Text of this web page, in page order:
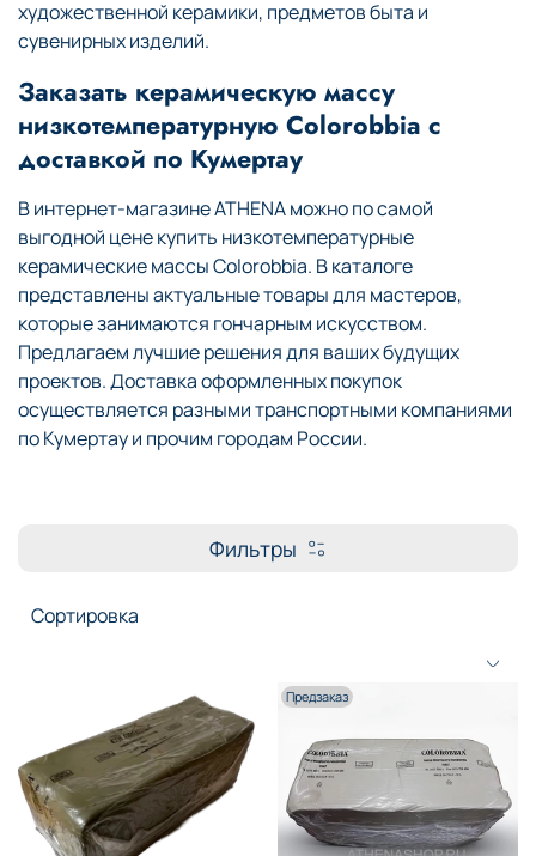
художественной керамики, предметов быта и
сувенирных изделий.
Заказать керамическую массу
низкотемпературную Colorobbia с
доставкой по Кумертау
В интернет-магазине ATHENA можно по самой
выгодной цене купить низкотемпературные
керамические массы Colorobbia. В каталоге
представлены актуальные товары для мастеров,
которые занимаются гончарным искусством.
Предлагаем лучшие решения для ваших будущих
проектов. Доставка оформленных покупок
осуществляется разными транспортными компаниями
по Кумертау и прочим городам России.
Фильтры
Предзаказ